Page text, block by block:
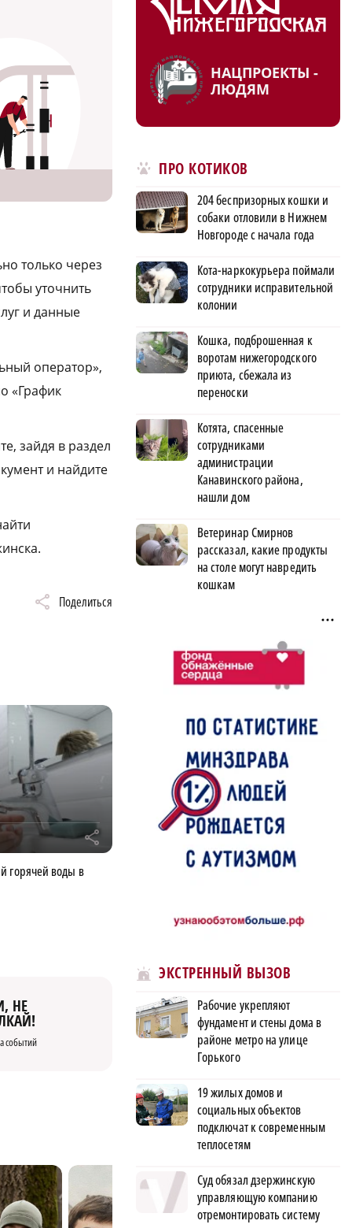
только через
уточнить
и данные
оператор»,
«График
зайдя в раздел
и найдите
Поделиться
r
горячей воды в
НЕ
событий
НАЦПРОЕКТЫ -
ЛЮДЯМ
ПРО КОТИКОВ
204 беспризорных кошки и
собаки отловили в Нижнем
Новгороде с начала года
Кота-наркокурьера поймали
сотрудники исправительной
колонии
Кошка, подброшенная к
воротам нижегородского
приюта, сбежала из
переноски
Котята, спасенные
сотрудниками
администрации
Канавинского района,
нашли дом
Ветеринар Смирнов
рассказал, какие продукты
на столе могут навредить
кошкам
ЭКСТРЕННЫЙ ВЫЗОВ
Рабочие укрепляют
фундамент и стены дома в
районе метро на улице
Горького
19 жилых домов и
социальных объектов
подключат к современным
теплосетям
Суд обязал дзержинскую
управляющую компанию
отремонтировать систему